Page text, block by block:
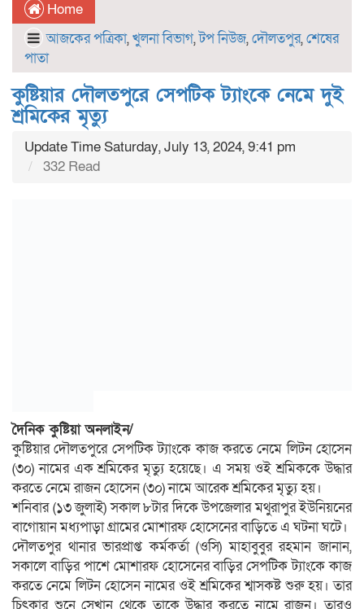
Home
আজকের পত্রিকা,খুলনা বিভাগ,টপ নিউজ,দৌলতপুর,শেষের
পাতা
কুষ্টিয়ার দৌলতপুরে সেপটিক ট্যাংকে নেমে দুই
শ্রমিকের মৃত্যু
Update Time Saturday, July 13, 2024, 9:41 pm
332 Read
দৈনিক কুষ্টিয়া অনলাইন/
কুষ্টিয়ার দৌলতপুরে সেপটিক ট্যাংকে কাজ করতে নেমে লিটন হোসেন
(৩০) নামের এক শ্রমিকের মৃত্যু হয়েছে। এ সময় ওই শ্রমিককে উদ্ধার
করতে নেমে রাজন হোসেন (৩০) নামে আরেক শ্রমিকের মৃত্যু হয়।
শনিবার (১৩ জুলাই) সকাল ৮টার দিকে উপজেলার মথুরাপুর ইউনিয়নের
বাগোয়ান মধ্যপাড়া গ্রামের মোশারফ হোসেনের বাড়িতে এ ঘটনা ঘটে।
দৌলতপুর থানার ভারপ্রাপ্ত কর্মকর্তা (ওসি) মাহাবুবুর রহমান জানান,
সকালে বাড়ির পাশে মোশারফ হোসেনের বাড়ির সেপটিক ট্যাংকে কাজ
করতে নেমে লিটন হোসেন নামের ওই শ্রমিকের শ্বাসকষ্ট শুরু হয়। তার
চিৎকার শুনে সেখান থেকে তাকে উদ্ধার করতে নামে রাজন। তারও